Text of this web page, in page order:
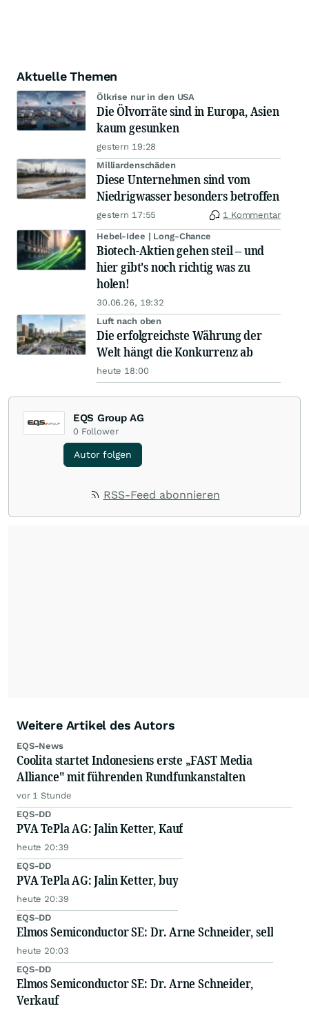
Aktuelle Themen
Ölkrise nur in den USA
Die Ölvorräte sind in Europa, Asien
kaum gesunken
gestern 19:28
Milliardenschäden
Diese Unternehmen sind vom
Niedrigwasser besonders betroffen
gestern 17:55 1 Kommentar
Hebel-Idee | Long-Chance
Biotech-Aktien gehen steil – und
hier gibt's noch richtig was zu
holen!
30.06.26, 19:32
Luft nach oben
Die erfolgreichste Währung der
Welt hängt die Konkurrenz ab
heute 18:00
EQS Group AG
0 Follower
Autor folgen
RSS-Feed abonnieren
Weitere Artikel des Autors
EQS-News
Coolita startet Indonesiens erste „FAST Media
Alliance" mit führenden Rundfunkanstalten
vor 1 Stunde
EQS-DD
PVA TePla AG: Jalin Ketter, Kauf
heute 20:39
EQS-DD
PVA TePla AG: Jalin Ketter, buy
heute 20:39
EQS-DD
Elmos Semiconductor SE: Dr. Arne Schneider, sell
heute 20:03
EQS-DD
Elmos Semiconductor SE: Dr. Arne Schneider,
Verkauf